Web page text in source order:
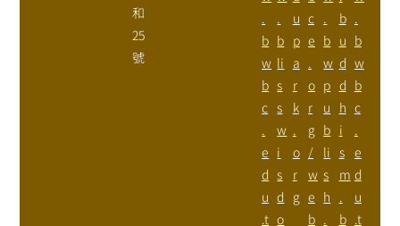
和
25
號
.
b
w
b
c
.
e
d
u
.t
.
b
li
s
s
w
i
s
d
o
u
p
a
r
k
.
o
r
g
c
e
.
o
r
g
/
w
e
b
.
b
w
p
u
b
li
s
h
.
b
u
d
d
h
i
s
m
.
b
.
b
w
b
c
.
e
d
u
.t